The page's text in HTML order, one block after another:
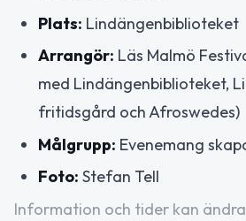
Plats: Lindängenbiblioteket
Arrangör: Läs Malmö
med Lindängenbiblioteket,
fritidsgård och Afroswedes)
Målgrupp: Evenemang
Foto: Stefan Tell
Information och tider kan